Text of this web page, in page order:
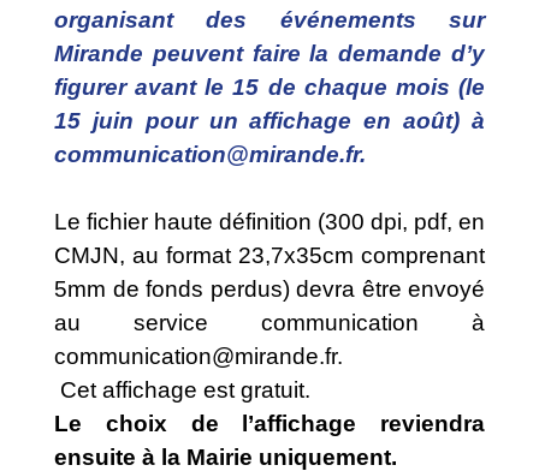
organisant des événements sur
Mirande peuvent faire la demande d’y
figurer avant le 15 de chaque mois (le
15 juin pour un affichage en août) à
communication@mirande.fr.
Le fichier haute définition (300 dpi, pdf, en
CMJN, au format 23,7x35cm comprenant
5mm de fonds perdus) devra être envoyé
au service communication à
communication@mirande.fr.
Cet affichage est gratuit.
Le choix de l’affichage reviendra
ensuite à la Mairie uniquement.